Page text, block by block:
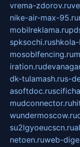
vrema-zdorov.ru
nike-air-max-95.ru
mobilreklama.ru
spksochi.ru
mosoblfencing.ru
iration.ru
dk-tulamash.rus-
asoftdoc.ru
mudconnector.ru
wundermoscow.ru
su2lgyoeucscn.ru
netoen.ruweb-